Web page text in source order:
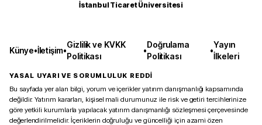
İstanbul Ticaret Üniversitesi
Künye•İletişim•
Gizlilik ve KVKK
Politikası
•
Doğrulama
Politikası
•
Yayın
İlkeleri
YASAL UYARI VE SORUMLULUK REDDİ
Bu sayfada yer alan bilgi, yorum ve içerikler yatırım danışmanlığı kapsamında
değildir. Yatırım kararları, kişisel mali durumunuz ile risk ve getiri tercihlerinize
göre yetkili kurumlarla yapılacak yatırım danışmanlığı sözleşmesi çerçevesinde
değerlendirilmelidir. İçeriklerin doğruluğu ve güncelliği için azami özen